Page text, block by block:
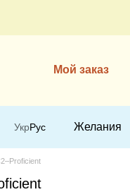
Мой заказ
УкрРус Желания